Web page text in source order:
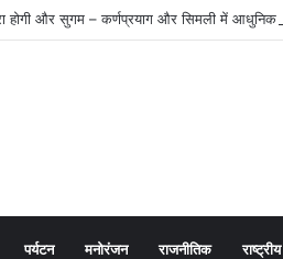
होगी और सुगम – कर्णप्रयाग और सिमली में आधुनिक
पर्यटन मनोरंजन राजनीतिक राष्ट्रीय